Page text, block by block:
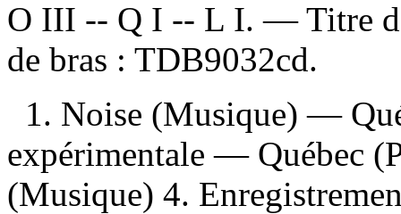
O III -- Q I -- L I. — Titre
de bras : TDB9032cd.
1. Noise (Musique) —
expérimentale — Québec
(Musique) 4.